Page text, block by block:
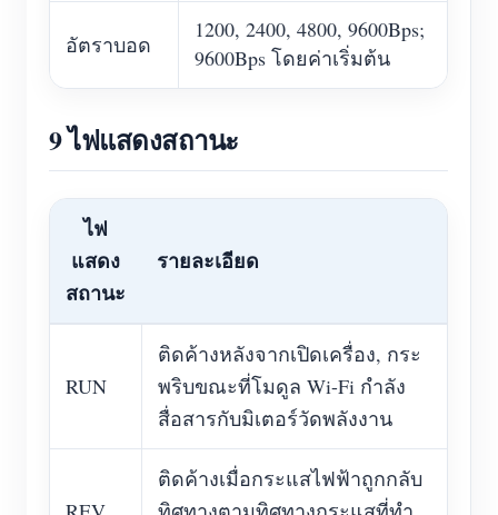
อัตราบอด
1200, 2400, 4800, 9600Bps;
9600Bps โดยค่าเริ่มต้น
9 ไฟแสดงสถานะ
ไฟ
แสดง
สถานะ
รายละเอียด
RUN
ติดค้างหลังจากเปิดเครื่อง, กระ
พริบขณะที่โมดูล Wi-Fi กำลัง
สื่อสารกับมิเตอร์วัดพลังงาน
ติดค้างเมื่อกระแสไฟฟ้าถูกกลับ